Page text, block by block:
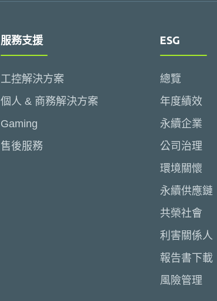
服務支援
工控解決方案
個人 & 商務解決方案
Gaming
售後服務
ESG
總覽
年度績效
永續企業
公司治理
環境關懷
永續供應鏈
共榮社會
利害關係人
報告書下載
風險管理